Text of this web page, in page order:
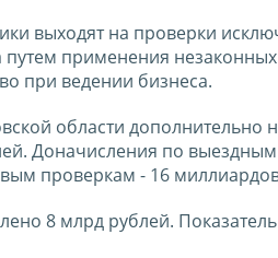
выходят на проверки
применения
при ведении бизнеса.
области дополнительно
Доначисления по выездным
проверкам - 16
8 млрд рублей.